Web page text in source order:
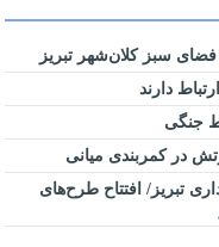
فضای سبز کلان‌شهر تبریز
تبریز/ افتتاح طرح‌های